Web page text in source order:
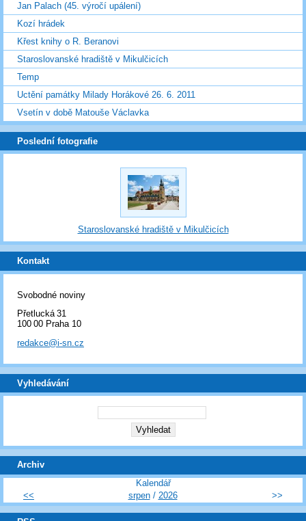
Jan Palach (45. výročí upálení)
Kozí hrádek
Křest knihy o R. Beranovi
Staroslovanské hradiště v Mikulčicích
Temp
Uctění památky Milady Horákové 26. 6. 2011
Vsetín v době Matouše Václavka
Poslední fotografie
Staroslovanské hradiště v Mikulčicích
Kontakt
Svobodné noviny
Přetlucká 31
100 00 Praha 10
redakce@i-sn.cz
Vyhledávání
Archiv
Kalendář
<<
srpen/ 2026 >>